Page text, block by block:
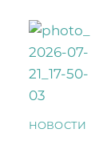
НОВОСТИ